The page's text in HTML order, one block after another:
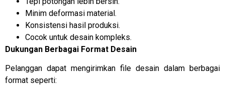
Minim deformasi material.
Konsistensi hasil produksi.
Cocok untuk desain kompleks.
Dukungan Berbagai Format Desain
Pelanggan dapat mengirimkan file desain dalam berbagai
format seperti: